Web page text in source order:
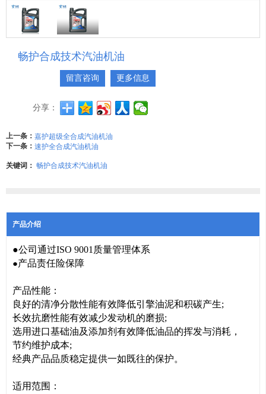
畅护合成技术汽油机油
留言咨询 更多信息
分享：
上一条： 嘉护超级全合成汽油机油
下一条： 速护全合成汽油机油
关键词： 畅护合成技术汽油机油
产品介绍
●公司通过ISO 9001质量管理体系
●产品责任险保障
产品性能：
良好的清净分散性能有效降低引擎油泥和积碳产生;
长效抗磨性能有效减少发动机的磨损;
选用进口基础油及添加剂有效降低油品的挥发与消耗，
节约维护成本;
经典产品品质稳定提供一如既往的保护。
适用范围：